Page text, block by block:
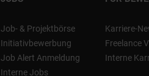
Job- & Projektbörse
Initiativbewerbung
Job Alert Anmeldung
Interne Jobs
Karriere-
Freelance
Interne